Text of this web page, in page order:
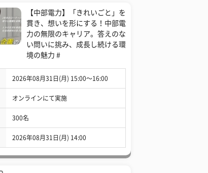
【中部電力】「きれいごと」を
貫き、想いを形にする！中部電
力の無限のキャリア。答えのな
い問いに挑み、成長し続ける環
境の魅力 #
2026年08月31日(月) 15:00〜16:00
オンラインにて実施
300名
2026年08月31日(月) 14:00